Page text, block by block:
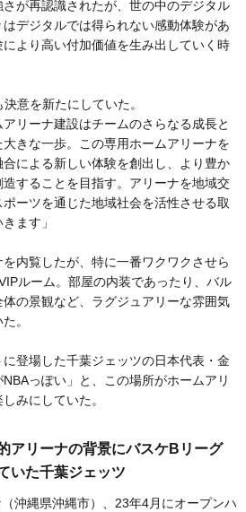
が再認識されたが、世の中のデジタル
デジタルでは得られない感動体験があ
より高い付加価値を生み出していく時
意を新たにしていた。
アリーナ建設はチームのさらなる成長と
きな一歩。この専用ホームアリーナを
による新しい体験を創出し、より豊か
することを目指す。アリーナを地域交
ーツを通じた地域社会を活性させる取
ます」
内覧したが、特に一番ワクワクさせら
ルーム。部屋の内装であったり、バル
の景観など、ラグジュアリーな雰囲気
。
登場した千葉ジェッツの日本代表・金
っぽい」と、この場所がホームアリ
みにしていた。
アリーナの背景にバスケBリーグ
いた千葉ジェッツ
沖縄県沖縄市）、23年4月にオープンハ